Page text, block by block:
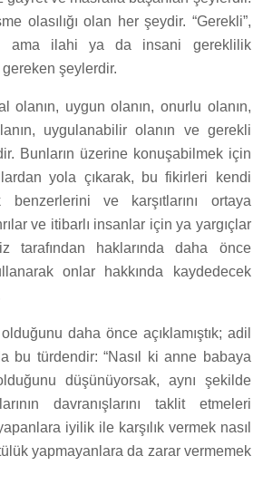
olasılığı olan her şeydir. “Gerekli”,
ama ilahi ya da insani gereklilik
şeylerdir.
olanın, uygun olanın, onurlu olanın,
uygulanabilir olanın ve gerekli
Bunların üzerine konuşabilmek için
yola çıkarak, bu fikirleri kendi
benzerlerini ve karşıtlarını ortaya
ve itibarlı insanlar için ya yargıçlar
tarafından haklarında daha önce
onlar hakkında kaydedecek
daha önce açıklamıştık; adil
bu türdendir: “Nasıl ki anne babaya
düşünüyorsak, aynı şekilde
davranışlarını taklit etmeleri
iyilik ile karşılık vermek nasıl
yapmayanlara da zarar vermemek